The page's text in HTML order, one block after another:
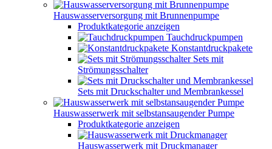
Hauswasserversorgung mit Brunnenpumpe
Produktkategorie anzeigen
Tauchdruckpumpen
Konstantdruckpakete
Sets mit
Strömungsschalter
Sets mit Druckschalter und Membrankessel
Hauswasserwerk mit selbstansaugender Pumpe
Produktkategorie anzeigen
Hauswasserwerk mit Druckmanager